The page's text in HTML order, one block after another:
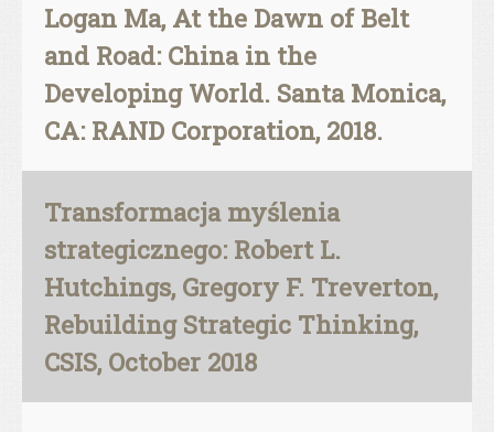
Logan Ma, At the Dawn of Belt
and Road: China in the
Developing World. Santa Monica,
CA: RAND Corporation, 2018.
Transformacja myślenia
strategicznego: Robert L.
Hutchings, Gregory F. Treverton,
Rebuilding Strategic Thinking,
CSIS, October 2018